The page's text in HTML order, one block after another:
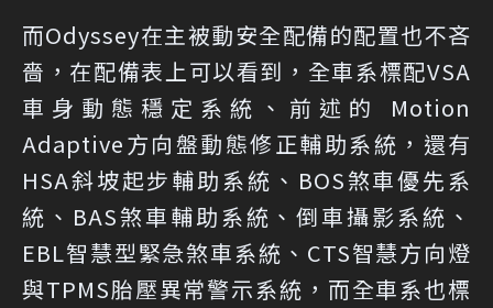
而Odyssey在主被動安全配備的配置也不吝
嗇，在配備表上可以看到，全車系標配VSA
車身動態穩定系統、前述的 Motion
Adaptive方向盤動態修正輔助系統，還有
HSA斜坡起步輔助系統、BOS煞車優先系
統、BAS煞車輔助系統、倒車攝影系統、
EBL智慧型緊急煞車系統、CTS智慧方向燈
與TPMS胎壓異常警示系統，而全車系也標